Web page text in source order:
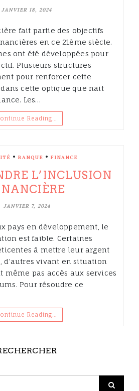
JANVIER 18, 2024
fait partie des objectifs
en ce 21ème siècle.
ont été développées pour
Plusieurs structures
pour renforcer cette
dans cette optique que nait
Les…
Reading…
• BANQUE • FINANCE
L’INCLUSION
JANVIER 7, 2024
pays en développement, le
est faible. Certaines
à mettre leur argent
d’autres vivant en situation
même pas accès aux services
Pour résoudre ce
Reading…